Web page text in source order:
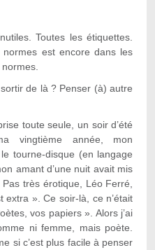
Toutes les étiquettes.
est encore dans les
de là ? Penser (à) autre
toute seule, un soir d’été
vingtième année, mon
tourne-disque (en langage
amant d’une nuit avait mis
très érotique, Léo Ferré,
extra ». Ce soir-là, ce n’était
vos papiers ». Alors j’ai
ni femme, mais poète.
si c’est plus facile à penser